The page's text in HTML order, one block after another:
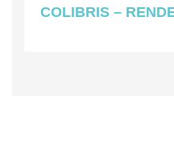
COLIBRIS –